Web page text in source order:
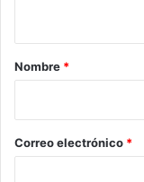
r
*
Nombre *
Correo electrónico *